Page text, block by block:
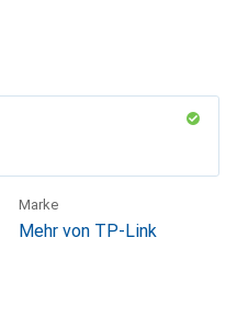
Marke
Mehr von TP-Link